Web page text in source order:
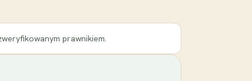
prawnikiem.